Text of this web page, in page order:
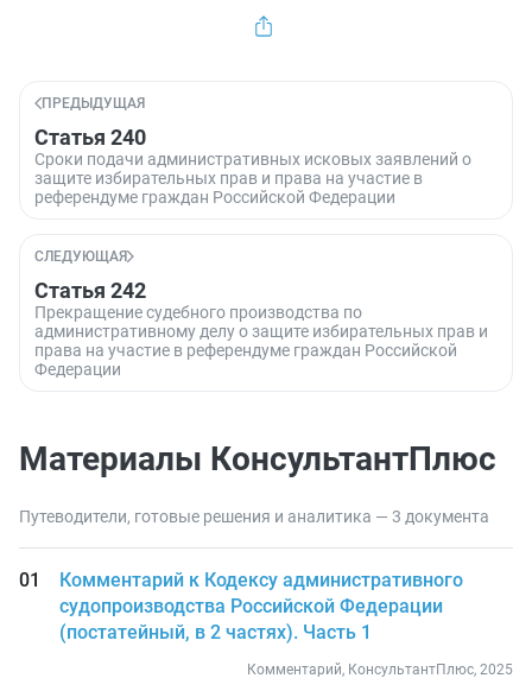
ПРЕДЫДУЩАЯ
Статья 240
Сроки подачи административных исковых заявлений о
защите избирательных прав и права на участие в
референдуме граждан Российской Федерации
СЛЕДУЮЩАЯ
Статья 242
Прекращение судебного производства по
административному делу о защите избирательных прав и
права на участие в референдуме граждан Российской
Федерации
Материалы КонсультантПлюс
Путеводители, готовые решения и аналитика — 3 документа
Комментарий к Кодексу административного
судопроизводства Российской Федерации
(постатейный, в 2 частях). Часть 1
Комментарий, КонсультантПлюс, 2025